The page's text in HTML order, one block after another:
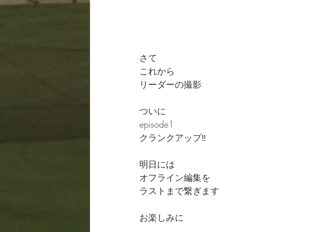
さて
これから
リーダーの撮影
ついに
episode1
クランクアップ‼️
明日には
オフライン編集を
ラストまで繋ぎます
お楽しみに